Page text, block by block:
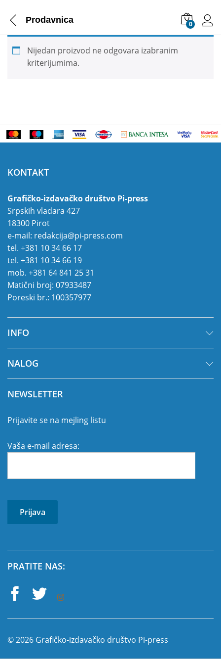
Prodavnica 0
Nijedan proizvod ne odgovara izabranim
kriterijumima.
KONTAKT
Grafičko-izdavačko društvo Pi-press
Srpskih vladara 427
18300 Pirot
e-mail: redakcija@pi-press.com
tel. +381 10 34 66 17
tel. +381 10 34 66 19
mob. +381 64 841 25 31
Matični broj: 07933487
Poreski br.: 100357977
INFO
NALOG
NEWSLETTER
Prijavite se na mejling listu
Vaša e-mail adresa:
PRATITE NAS:
© 2026 Grafičko-izdavačko društvo Pi-press